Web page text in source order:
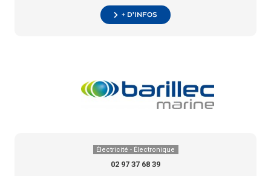
+ d’infos
Électricité - Électronique
02 97 37 68 39